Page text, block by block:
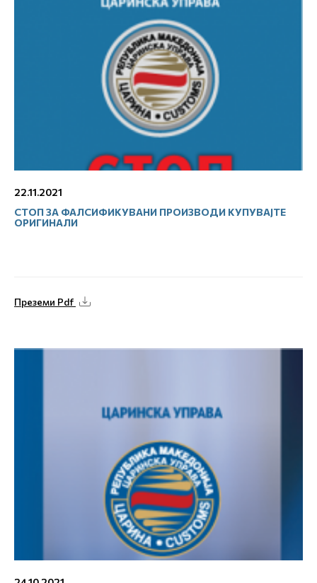
22.11.2021
СТОП ЗА ФАЛСИФИКУВАНИ ПРОИЗВОДИ КУПУВАЈТЕ
ОРИГИНАЛИ
Преземи Pdf